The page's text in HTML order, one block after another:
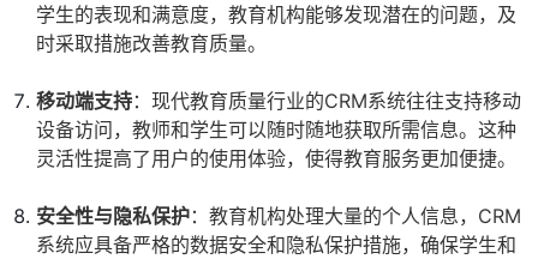
学生的表现和满意度，教育机构能够发现潜在的问题，及
时采取措施改善教育质量。
移动端支持：现代教育质量行业的CRM系统往往支持移动
设备访问，教师和学生可以随时随地获取所需信息。这种
灵活性提高了用户的使用体验，使得教育服务更加便捷。
安全性与隐私保护：教育机构处理大量的个人信息，CRM
系统应具备严格的数据安全和隐私保护措施，确保学生和